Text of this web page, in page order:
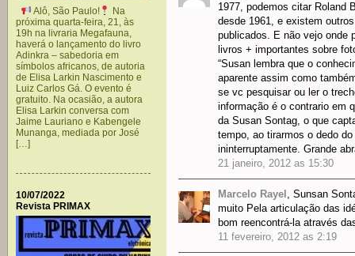
Alô, São Paulo!
Na
próxima quarta-feira, 21, às
19h na livraria Megafauna,
haverá o lançamento do livro
Adinkra – sabedoria em
símbolos africanos, de autoria
de Elisa Larkin Nascimento e
Luiz Carlos Gá. O evento é
gratuito. Na ocasião, a autora
Elisa Larkin conversa com
Jaime Lauriano e Kabengele
Munanga, mediada por José
[…]
10/07/2022
Revista PRIMAX
1977, podemos citar Roland
desde 1961, e existem
publicados. E não vejo onde
livros + importantes sobre
“Susan lembra que o
aparente assim como
se vc pesquisar ou ler o
informação é o contrario em
da Susan Sontag, o que
tempo, ao tirarmos o dedo
ininterruptamente. Grande
21 janeiro, 2012 as 15:30
Marcelo Rayel , Sunsan
muito Pela articulação das
bom reencontrá-la através
11 fevereiro, 2012 as 2:19